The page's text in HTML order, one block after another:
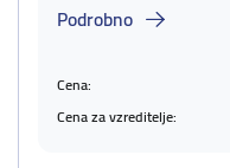
Podrobno
Cena:
Cena za vzreditelje: